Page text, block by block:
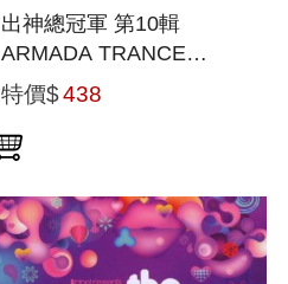
出神總冠軍 第10輯
ARMADA TRANCE
VOL.10
特價$438